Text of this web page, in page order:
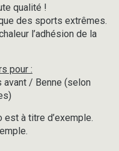
qualité !
des sports extrêmes.
l’adhésion de la
pour :
/ Benne (selon
est à titre d’exemple.